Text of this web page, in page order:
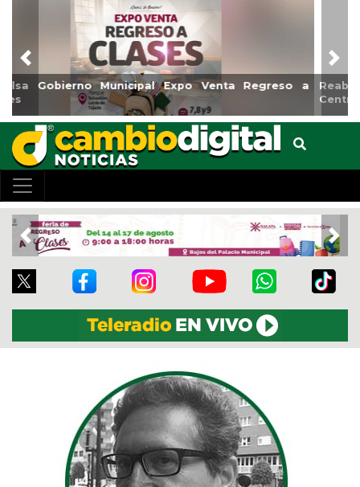
Reabrirá Coatzacoalcos la Alberca Semiolímpica Zona
Centro
Previous
Previous